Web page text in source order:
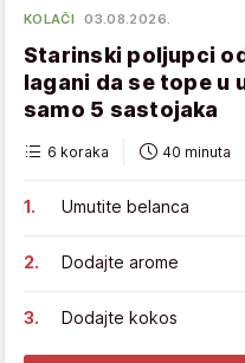
KOLAČI 03.08.2026.
Starinski poljupci
lagani da se tope u
samo 5 sastojaka
6 koraka 40 minuta
Umutite belanca
Dodajte arome
Dodajte kokos